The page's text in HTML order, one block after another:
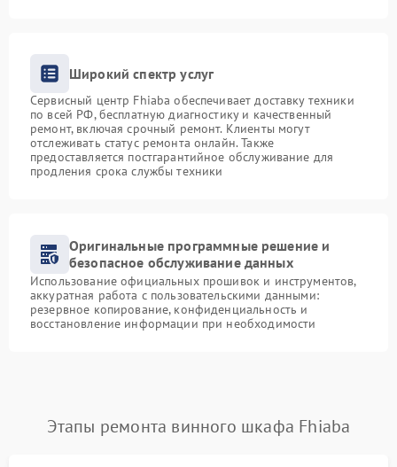
Широкий спектр услуг
Сервисный центр Fhiaba обеспечивает доставку техники
по всей РФ, бесплатную диагностику и качественный
ремонт, включая срочный ремонт. Клиенты могут
отслеживать статус ремонта онлайн. Также
предоставляется постгарантийное обслуживание для
продления срока службы техники
Оригинальные программные решение и
безопасное обслуживание данных
Использование официальных прошивок и инструментов,
аккуратная работа с пользовательскими данными:
резервное копирование, конфиденциальность и
восстановление информации при необходимости
Этапы ремонта винного шкафа Fhiaba